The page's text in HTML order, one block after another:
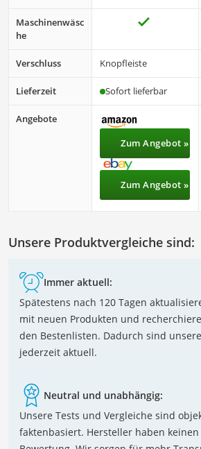
Maschinenwäsc
he
Verschluss Knopfleiste
Lieferzeit Sofort lieferbar
Angebote
Zum Angebot »
Zum Angebot »
Unsere Produktvergleiche sind:
Immer aktuell:
Spätestens nach 120 Tagen
mit neuen Produkten und
den Bestenlisten. Dadurch sind
jederzeit aktuell.
Neutral und unabhängig:
Unsere Tests und Vergleiche sind
faktenbasiert. Hersteller haben